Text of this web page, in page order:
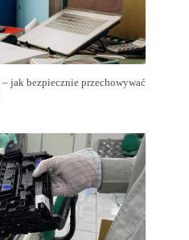
jak bezpiecznie przechowywać